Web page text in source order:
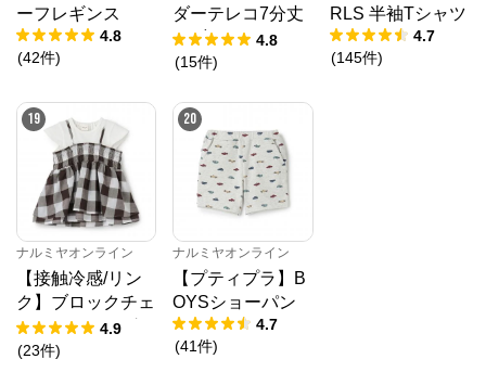
ーフレギンス
4.8
(42件)
ダーテレコ7分丈
レギンス
4.8
(15件)
RLS 半袖Tシャツ
4.7
(145件)
19
ナルミヤオンライン
【接触冷感/リン
ク】ブロックチェ
ックドッキングT
シャツ
4.9
(23件)
20
ナルミヤオンライン
【プティプラ】B
OYSショーパン
4.7
(41件)